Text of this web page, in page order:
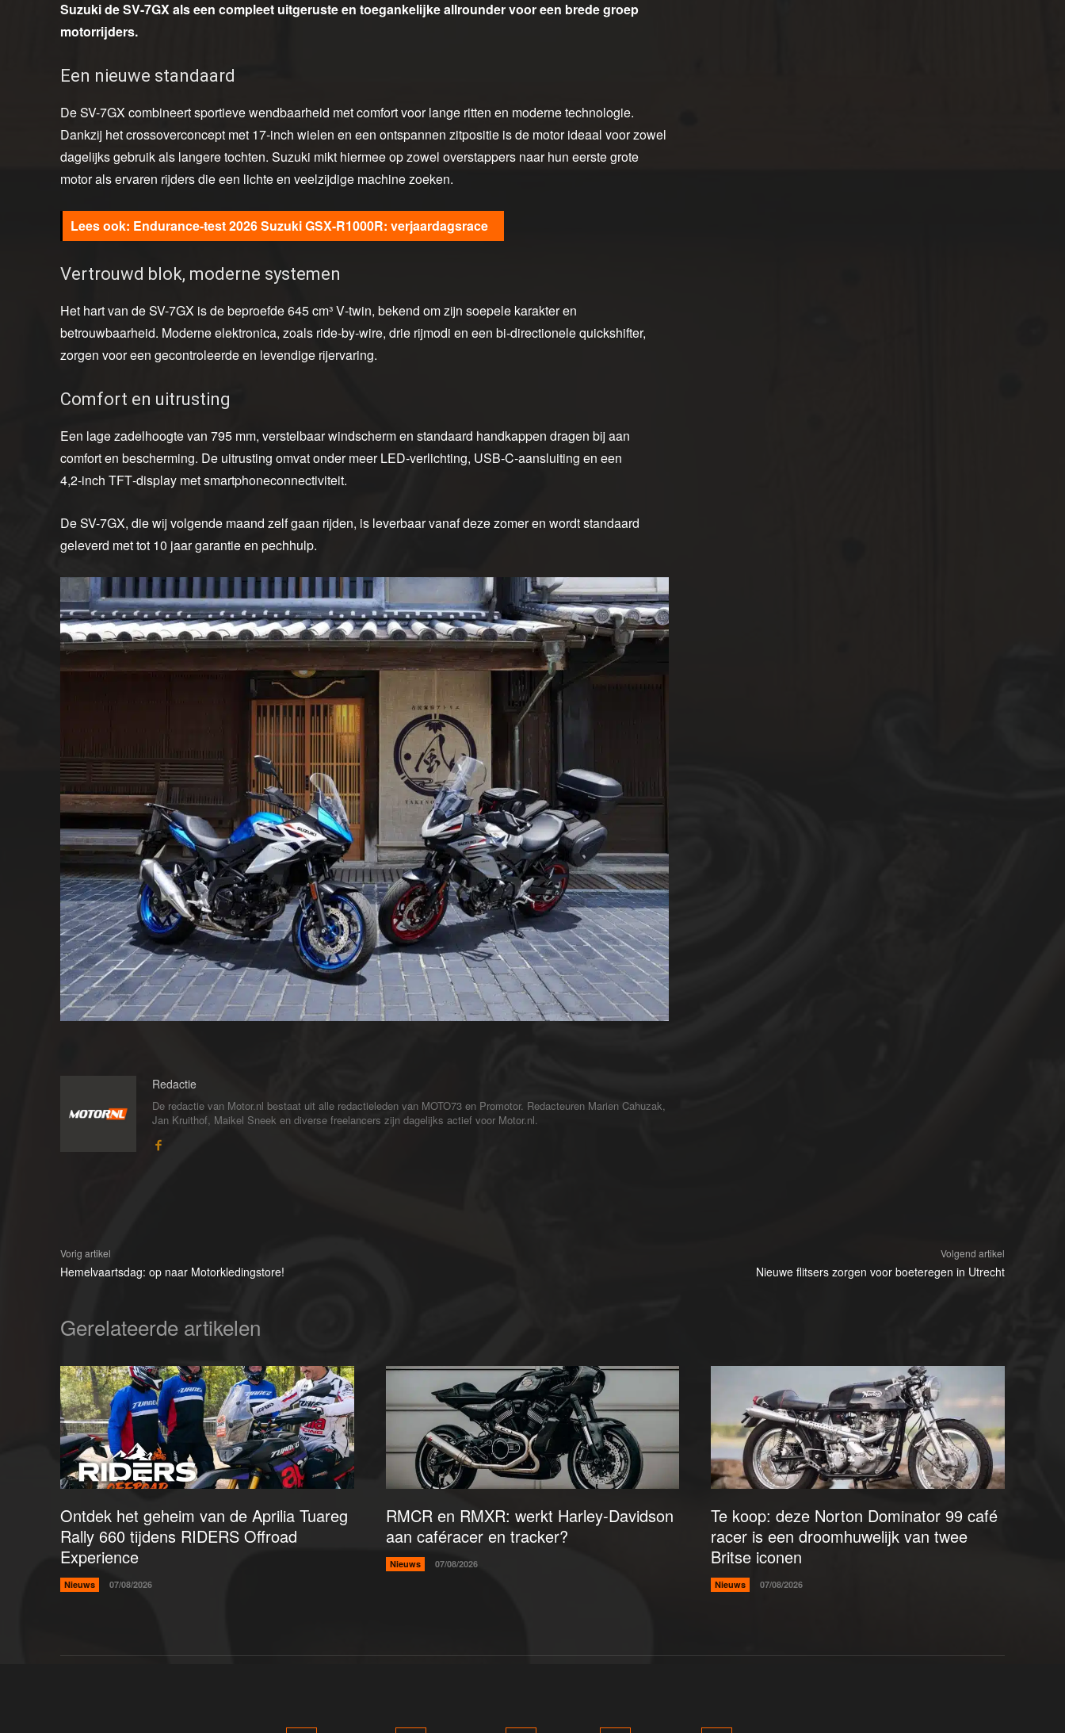
Suzuki de SV-7GX als een compleet uitgeruste en toegankelijke allrounder voor een brede groep
motorrijders.
Een nieuwe standaard
De SV-7GX combineert sportieve wendbaarheid met comfort voor lange ritten en moderne technologie.
Dankzij het crossoverconcept met 17‑inch wielen en een ontspannen zitpositie is de motor ideaal voor zowel
dagelijks gebruik als langere tochten. Suzuki mikt hiermee op zowel overstappers naar hun eerste grote
motor als ervaren rijders die een lichte en veelzijdige machine zoeken.
Endurance-test 2026 Suzuki GSX-R1000R: verjaardagsrace
Vertrouwd blok, moderne systemen
Het hart van de SV-7GX is de beproefde 645 cm³ V‑twin, bekend om zijn soepele karakter en
betrouwbaarheid. Moderne elektronica, zoals ride‑by‑wire, drie rijmodi en een bi‑directionele quickshifter,
zorgen voor een gecontroleerde en levendige rijervaring.
Comfort en uitrusting
Een lage zadelhoogte van 795 mm, verstelbaar windscherm en standaard handkappen dragen bij aan
comfort en bescherming. De uitrusting omvat onder meer LED‑verlichting, USB‑C‑aansluiting en een
4,2‑inch TFT‑display met smartphoneconnectiviteit.
De SV-7GX, die wij volgende maand zelf gaan rijden, is leverbaar vanaf deze zomer en wordt standaard
geleverd met tot 10 jaar garantie en pechhulp.
Redactie
De redactie van Motor.nl bestaat uit alle redactieleden van MOTO73 en Promotor. Redacteuren Marien Cahuzak,
Jan Kruithof, Maikel Sneek en diverse freelancers zijn dagelijks actief voor Motor.nl.
Vorig artikel
Hemelvaartsdag: op naar Motorkledingstore!
Volgend artikel
Nieuwe flitsers zorgen voor boeteregen in Utrecht
Gerelateerde artikelen
Ontdek het geheim van de Aprilia Tuareg
Rally 660 tijdens RIDERS Offroad
Experience
Nieuws 07/08/2026
RMCR en RMXR: werkt Harley-Davidson
aan caféracer en tracker?
Nieuws 07/08/2026
Te koop: deze Norton Dominator 99 café
racer is een droomhuwelijk van twee
Britse iconen
Nieuws 07/08/2026